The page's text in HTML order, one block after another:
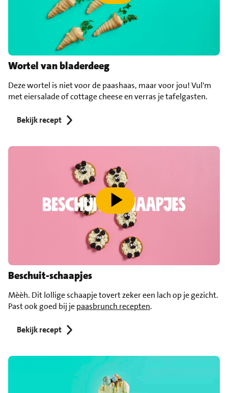
Wortel van bladerdeeg
Deze wortel is niet voor de paashaas, maar voor jou! Vul'm
met eiersalade of cottage cheese en verras je tafelgasten.
Bekijk recept
speel video af
Beschuit-schaapjes
Mèèh. Dit lollige schaapje tovert zeker een lach op je gezicht.
Past ook goed bij jepaasbrunch recepten.
Bekijk recept